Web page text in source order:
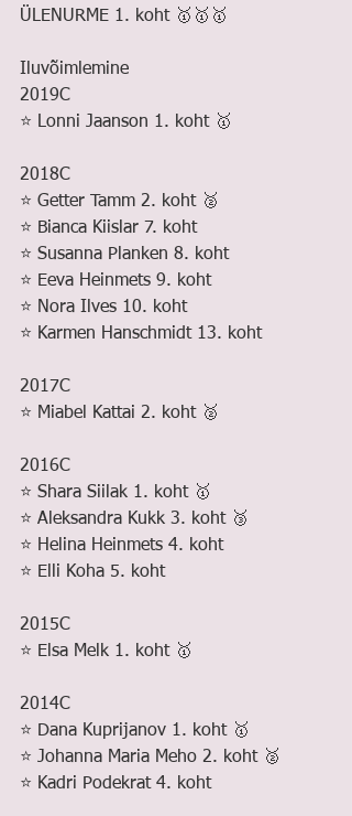
ÜLENURME 1. koht 🥇🥇🥇
Iluvõimlemine
2019C
⭐️ Lonni Jaanson 1. koht 🥇
2018C
⭐️ Getter Tamm 2. koht 🥈
⭐️ Bianca Kiislar 7. koht
⭐️ Susanna Planken 8. koht
⭐️ Eeva Heinmets 9. koht
⭐️ Nora Ilves 10. koht
⭐️ Karmen Hanschmidt 13. koht
2017C
⭐️ Miabel Kattai 2. koht 🥈
2016C
⭐️ Shara Siilak 1. koht 🥇
⭐️ Aleksandra Kukk 3. koht 🥉
⭐️ Helina Heinmets 4. koht
⭐️ Elli Koha 5. koht
2015C
⭐️ Elsa Melk 1. koht 🥇
2014C
⭐️ Dana Kuprijanov 1. koht 🥇
⭐️ Johanna Maria Meho 2. koht 🥈
⭐️ Kadri Podekrat 4. koht